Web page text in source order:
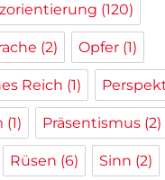
(120)
(2) Opfer (1)
Reich (1)
(1) Präsentismus (2)
Rüsen (6) Sinn (2)